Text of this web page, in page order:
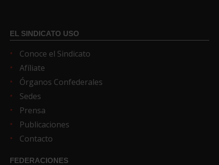
EL SINDICATO USO
Conoce el Sindicato
Afíliate
Órganos Confederales
Sedes
Prensa
Publicaciones
Contacto
FEDERACIONES